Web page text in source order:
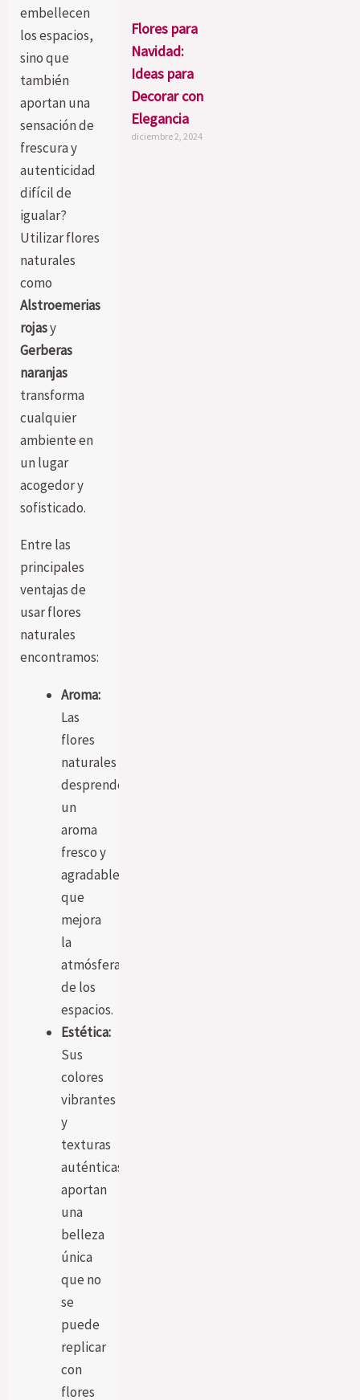
embellecen
los espacios,
sino que
también
aportan una
sensación de
frescura y
autenticidad
difícil de
igualar?
Utilizar flores
naturales
como
Alstroemerias
rojasy
Gerberas
naranjas
transforma
cualquier
ambiente en
un lugar
acogedor y
sofisticado.
Entre las
principales
ventajas de
usar flores
naturales
encontramos:
Aroma:
Las
flores
naturales
desprenden
un
aroma
fresco y
agradable
que
mejora
la
atmósfera
de los
espacios.
Estética:
Sus
colores
vibrantes
y
texturas
auténticas
aportan
una
belleza
única
que no
se
puede
replicar
con
flores
Flores para
Navidad:
Ideas para
Decorar con
Elegancia
diciembre 2, 2024